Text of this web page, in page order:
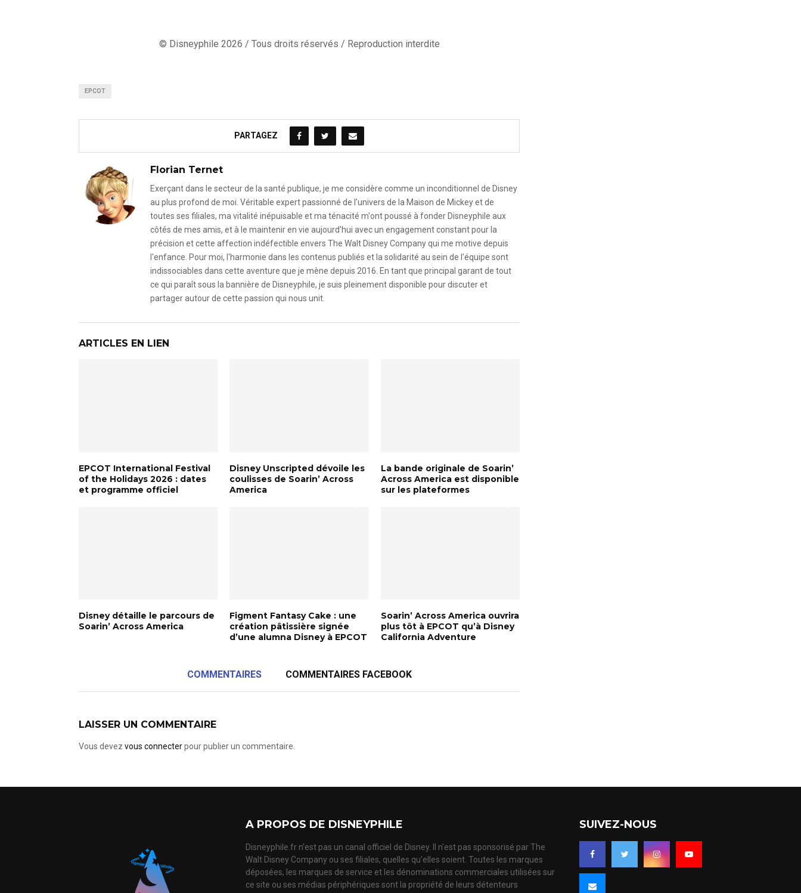
© Disneyphile 2026 / Tous droits réservés / Reproduction interdite
EPCOT
PARTAGEZ
Florian Ternet
Exerçant dans le secteur de la santé publique, je me considère comme un inconditionnel de Disney
au plus profond de moi. Véritable expert passionné de l'univers de la Maison de Mickey et de
toutes ses filiales, ma vitalité inépuisable et ma ténacité m'ont poussé à fonder Disneyphile aux
côtés de mes amis, et à le maintenir en vie aujourd'hui avec un engagement constant pour la
précision et cette affection indéfectible envers The Walt Disney Company qui me motive depuis
l'enfance. Pour moi, l'harmonie dans les contenus publiés et la solidarité au sein de l'équipe sont
indissociables dans cette aventure que je mène depuis 2016. En tant que principal garant de tout
ce qui paraît sous la bannière de Disneyphile, je suis pleinement disponible pour discuter et
partager autour de cette passion qui nous unit.
ARTICLES EN LIEN
EPCOT International Festival
of the Holidays 2026 : dates
et programme officiel
Disney Unscripted dévoile les
coulisses de Soarin’ Across
America
La bande originale de Soarin’
Across America est disponible
sur les plateformes
Disney détaille le parcours de
Soarin’ Across America
Figment Fantasy Cake : une
création pâtissière signée
d’une alumna Disney à EPCOT
Soarin’ Across America ouvrira
plus tôt à EPCOT qu’à Disney
California Adventure
COMMENTAIRES COMMENTAIRES FACEBOOK
LAISSER UN COMMENTAIRE
Vous devez vous connecterpour publier un commentaire.
A PROPOS DE DISNEYPHILE
Disneyphile.fr n'est pas un canal officiel de Disney. Il n'est pas sponsorisé par The
Walt Disney Company ou ses filiales, quelles qu'elles soient. Toutes les marques
déposées, les marques de service et les dénominations commerciales utilisées sur
ce site ou ses médias périphériques sont la propriété de leurs détenteurs
SUIVEZ-NOUS